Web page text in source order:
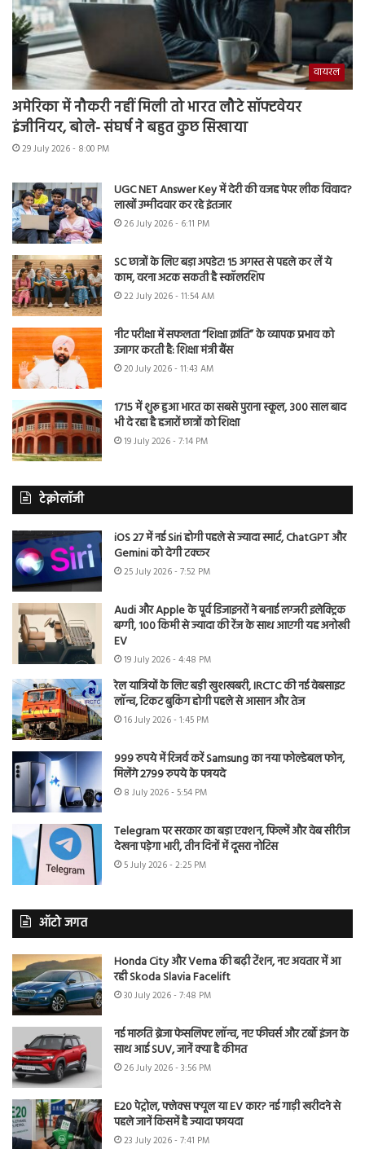
वायरल
अमेरिका में नौकरी नहीं मिली तो भारत लौटे सॉफ्टवेयर
इंजीनियर, बोले- संघर्ष ने बहुत कुछ सिखाया
29 July 2026 - 8:00 PM
UGC NET Answer Key में देरी की वजह पेपर लीक विवाद?
लाखों उम्मीदवार कर रहे इंतजार
26 July 2026 - 6:11 PM
SC छात्रों के लिए बड़ा अपडेट! 15 अगस्त से पहले कर लें ये
काम, वरना अटक सकती है स्कॉलरशिप
22 July 2026 - 11:54 AM
नीट परीक्षा में सफलता “शिक्षा क्रांति” के व्यापक प्रभाव को
उजागर करती है: शिक्षा मंत्री बैंस
20 July 2026 - 11:43 AM
1715 में शुरू हुआ भारत का सबसे पुराना स्कूल, 300 साल बाद
भी दे रहा है हजारों छात्रों को शिक्षा
19 July 2026 - 7:14 PM
टेक्नोलॉजी
iOS 27 में नई Siri होगी पहले से ज्यादा स्मार्ट, ChatGPT और
Gemini को देगी टक्कर
25 July 2026 - 7:52 PM
Audi और Apple के पूर्व डिजाइनरों ने बनाई लग्जरी इलेक्ट्रिक
बग्गी, 100 किमी से ज्यादा की रेंज के साथ आएगी यह अनोखी
EV
19 July 2026 - 4:48 PM
रेल यात्रियों के लिए बड़ी खुशखबरी, IRCTC की नई वेबसाइट
लॉन्च, टिकट बुकिंग होगी पहले से आसान और तेज
16 July 2026 - 1:45 PM
999 रुपये में रिजर्व करें Samsung का नया फोल्डेबल फोन,
मिलेंगे 2799 रुपये के फायदे
8 July 2026 - 5:54 PM
Telegram पर सरकार का बड़ा एक्शन, फिल्में और वेब सीरीज
देखना पड़ेगा भारी, तीन दिनों में दूसरा नोटिस
5 July 2026 - 2:25 PM
ऑटो जगत
Honda City और Verna की बढ़ी टेंशन, नए अवतार में आ
रही Skoda Slavia Facelift
30 July 2026 - 7:48 PM
नई मारुति ब्रेजा फेसलिफ्ट लॉन्च, नए फीचर्स और टर्बो इंजन के
साथ आई SUV, जानें क्या है कीमत
26 July 2026 - 3:56 PM
E20 पेट्रोल, फ्लेक्स फ्यूल या EV कार? नई गाड़ी खरीदने से
पहले जानें किसमें है ज्यादा फायदा
23 July 2026 - 7:41 PM